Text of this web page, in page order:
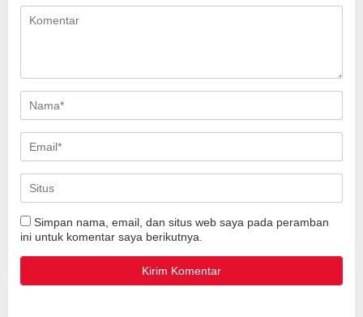
Simpan nama, email, dan situs web saya pada peramban
ini untuk komentar saya berikutnya.